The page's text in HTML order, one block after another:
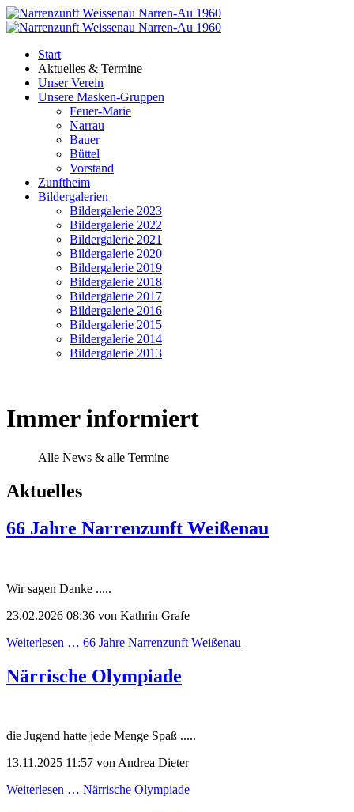
Start
Aktuelles & Termine
Unser Verein
Unsere Masken-Gruppen
Feuer-Marie
Narrau
Bauer
Büttel
Vorstand
Zunftheim
Bildergalerien
Bildergalerie 2023
Bildergalerie 2022
Bildergalerie 2021
Bildergalerie 2020
Bildergalerie 2019
Bildergalerie 2018
Bildergalerie 2017
Bildergalerie 2016
Bildergalerie 2015
Bildergalerie 2014
Bildergalerie 2013
Immer informiert
Alle News & alle Termine
Aktuelles
66 Jahre Narrenzunft Weißenau
Wir sagen Danke .....
23.02.2026 08:36 von Kathrin Grafe
Weiterlesen … 66 Jahre Narrenzunft Weißenau
Närrische Olympiade
die Jugend hatte jede Menge Spaß .....
13.11.2025 11:57 von Andrea Dieter
Weiterlesen … Närrische Olympiade